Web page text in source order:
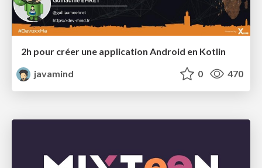
2h pour créer une application Android en Kotlin
javamind
0 470